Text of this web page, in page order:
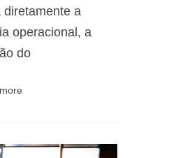
diretamente a
operacional, a
do